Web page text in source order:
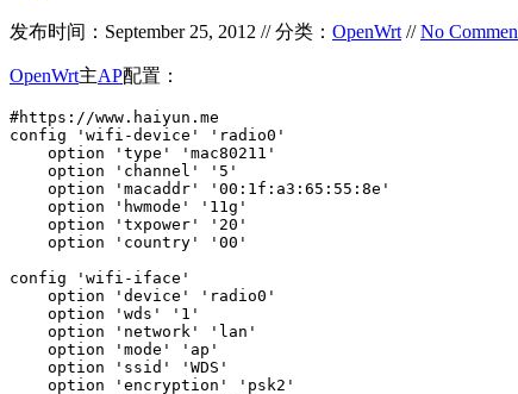
发布时间：September 25, 2012 // 分类： OpenWrt //No
OpenWrt主AP配置：
#https://www.haiyun.me
config 'wifi-device' 'radio0'
    option 'type' 'mac80211'
    option 'channel' '5'
    option 'macaddr' '00:1f:a3:65:55:8e'
    option 'hwmode' '11g'
    option 'txpower' '20'
    option 'country' '00'
config 'wifi-iface'
    option 'device' 'radio0'
    option 'wds' '1'
    option 'network' 'lan'
    option 'mode' 'ap'
    option 'ssid' 'WDS'
    option 'encryption' 'psk2'